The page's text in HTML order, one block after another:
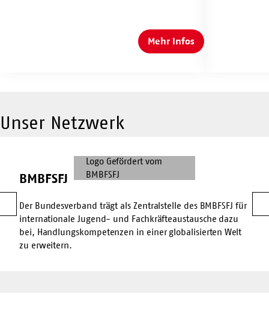
Mehr InfosInternationaler
Unser Netzwerk
BMBFSFJ
Der Bundesverband trägt als Zentralstelle des BMBFSFJ für
internationale Jugend- und Fachkräfteaustausche dazu
bei, Handlungskompetenzen in einer globalisierten Welt
zu erweitern.
Vorherige